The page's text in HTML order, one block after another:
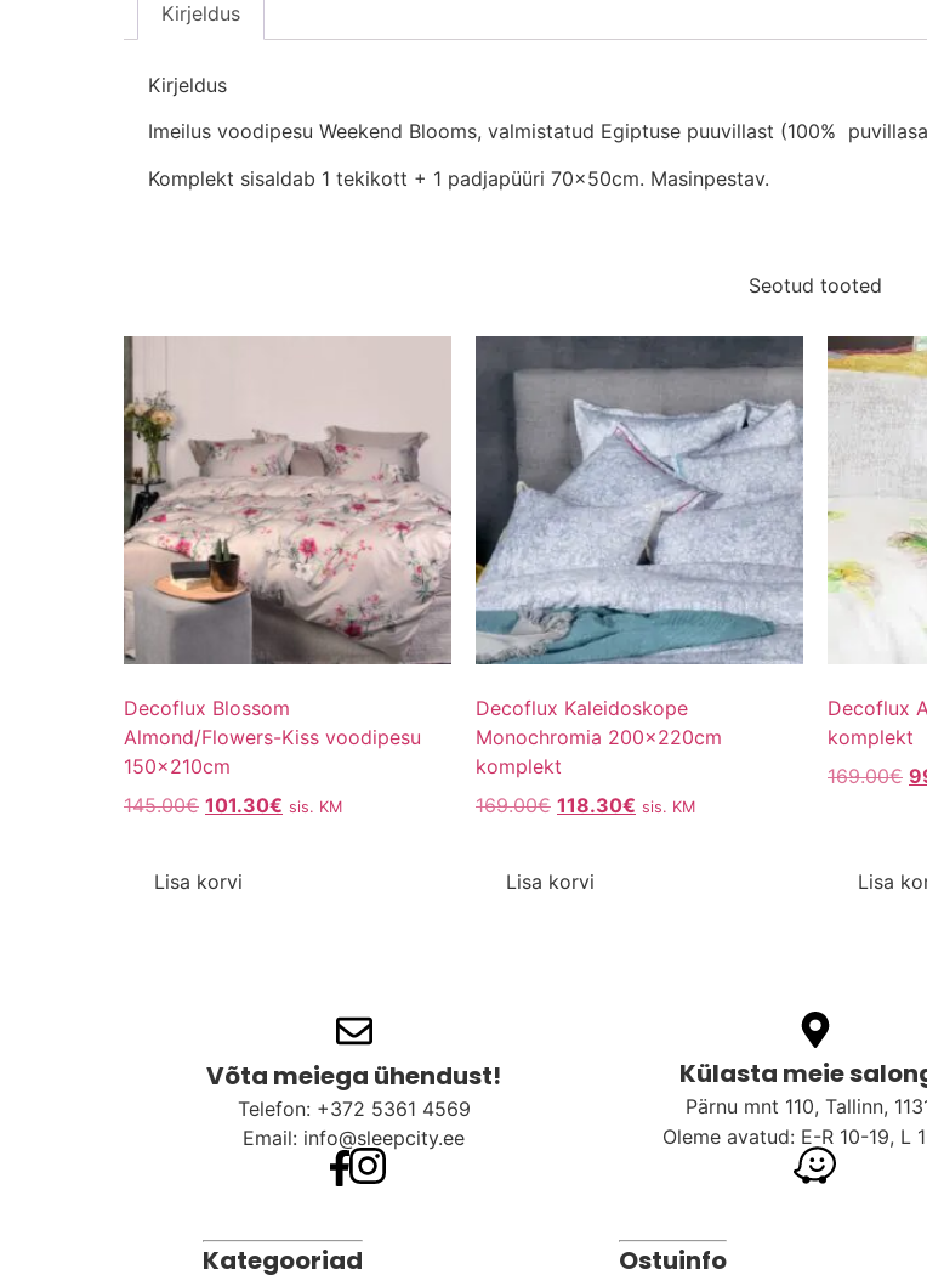
Kirjeldus
Kirjeldus
Imeilus voodipesu Weekend Blooms, valmistatud Egiptuse puuvillast (100%
Komplekt sisaldab 1 tekikott + 1 padjapüüri 70x50cm. Masinpestav.
Seotud tooted
Decoflux Blossom
Almond/Flowers-Kiss voodipesu
150x210cm
145.00€ 101.30€ sis. KM
Lisa korvi
Decoflux Kaleidoskope
Monochromia 200x220cm
komplekt
169.00€ 118.30€ sis. KM
Lisa korvi
Decoflux
komplekt
169.00€
Lisa
Võta meiega ühendust!​
Telefon: +372 5361 4569
Email: info@sleepcity.ee
Külasta meie
Pärnu mnt 110, Tallinn,
Oleme avatud: E-R 10-19, L
Kategooriad Ostuinfo